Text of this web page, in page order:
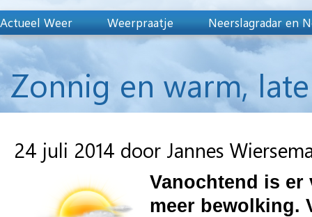
Actueel Weer Weerpraatje Neerslagradar en
Zonnig en warm,
24 juli 2014 door Jannes
Vanochtend is er
meer bewolking.